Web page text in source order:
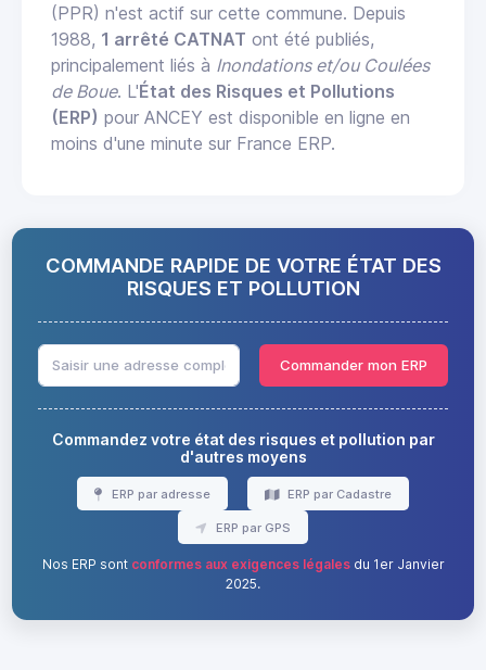
(PPR) n'est actif sur cette commune. Depuis
1988, 1 arrêté CATNAT ont été publiés,
principalement liés à Inondations et/ou Coulées
de Boue. L'État des Risques et Pollutions
(ERP) pour ANCEY est disponible en ligne en
moins d'une minute sur France ERP.
COMMANDE RAPIDE DE VOTRE ÉTAT DES
RISQUES ET POLLUTION
Commander mon ERP
Commandez votre état des risques et pollution par
d'autres moyens
ERP par adresse ERP par Cadastre
ERP par GPS
Nos ERP sont conformes aux exigences légalesdu 1er Janvier
2025.